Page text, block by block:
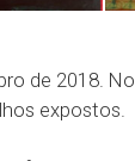
de 2018.
expostos.